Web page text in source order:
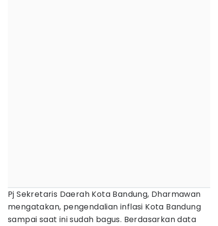
Pj Sekretaris Daerah Kota Bandung, Dharmawan
mengatakan, pengendalian inflasi Kota Bandung
sampai saat ini sudah bagus. Berdasarkan data